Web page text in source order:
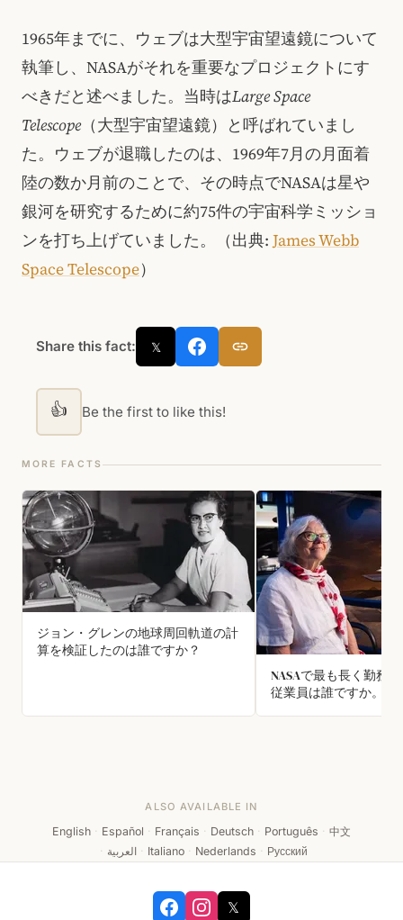
1965年までに、ウェブは大型宇宙望遠鏡について
執筆し、NASAがそれを重要なプロジェクトにす
べきだと述べました。当時はLarge Space
Telescope（大型宇宙望遠鏡）と呼ばれていまし
た。ウェブが退職したのは、1969年7月の月面着
陸の数か月前のことで、その時点でNASAは星や
銀河を研究するために約75件の宇宙科学ミッショ
ンを打ち上げていました。
（出典: James Webb
Space Telescope）
Share this fact: 𝕏
👍 Be the first to like this!
MORE FACTS
ジョン・グレンの地球周回軌道の計
算を検証したのは誰ですか？
NASAで最も長く勤務
従業員は誰ですか。
ALSO AVAILABLE IN
English · Español · Français · Deutsch · Português · 中文
· العربية · Italiano · Nederlands · Русский
𝕏